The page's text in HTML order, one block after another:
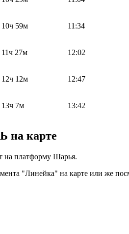
10ч 59м 11:34
11ч 27м 12:02
12ч 12м 12:47
13ч 7м 13:42
на карте
на платформу Шарья.
"Линейка" на карте или же